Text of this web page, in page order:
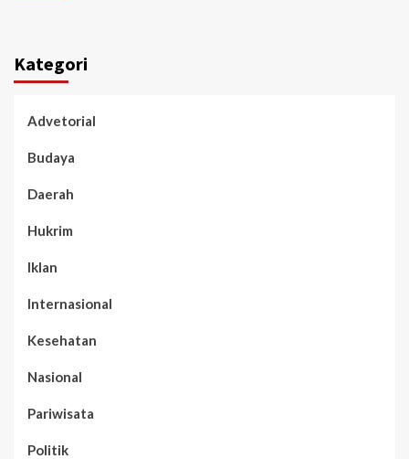
Kategori
Advetorial
Budaya
Daerah
Hukrim
Iklan
Internasional
Kesehatan
Nasional
Pariwisata
Politik